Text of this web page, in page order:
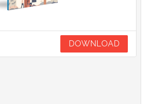
DOWNLOAD